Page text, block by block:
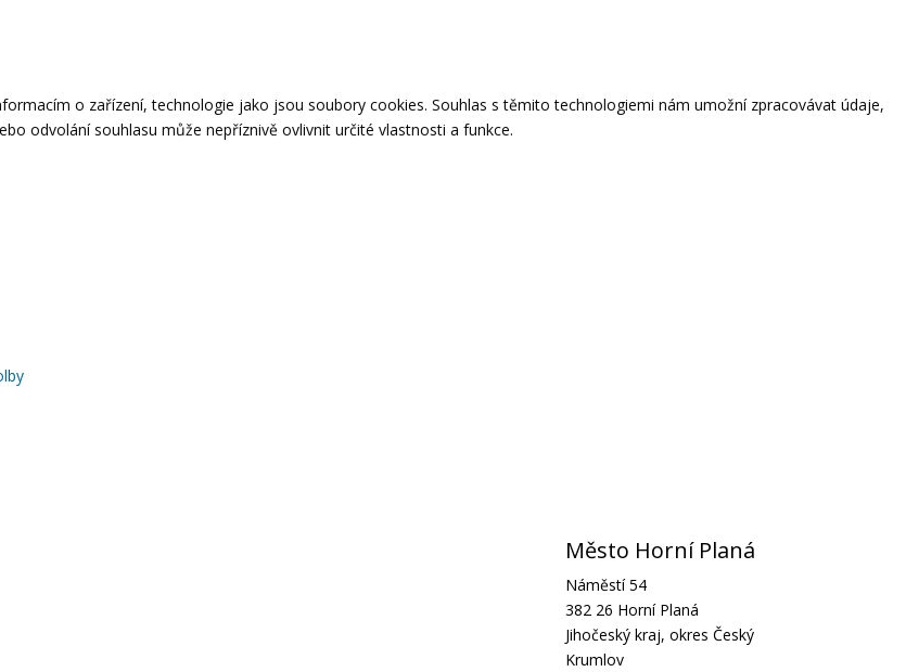
o zařízení, technologie jako jsou soubory cookies. Souhlas s těmito technologiemi nám umožní zpracovávat údaje,
odvolání souhlasu může nepříznivě ovlivnit určité vlastnosti a funkce.
Město Horní Planá
Náměstí 54
382 26 Horní Planá
Jihočeský kraj, okres Český
Krumlov